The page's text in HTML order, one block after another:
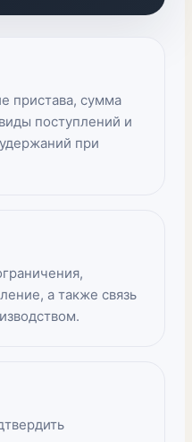
пристава, сумма
поступлений и
при
а также связь